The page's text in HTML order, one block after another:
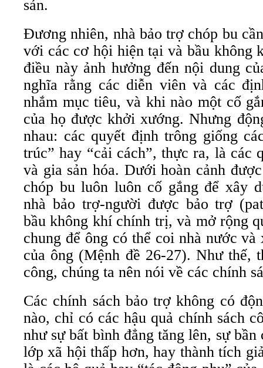
sản.
Đương nhiên, nhà bảo trợ chóp bu
với các cơ hội hiện tại và bầu không
điều này ảnh hưởng đến nội dung
nghĩa rằng các diễn viên và các
nhắm mục tiêu, và khi nào một cố
của họ được khởi xướng. Nhưng
nhau: các quyết định trông giống
trúc” hay “cải cách”, thực ra, là các
và gia sản hóa. Dưới hoàn cảnh
chóp bu luôn luôn cố gắng để xây
nhà bảo trợ-người được bảo trợ
bầu không khí chính trị, và mở rộng
chung để ông có thể coi nhà nước
của ông (Mệnh đề 26-27). Như thế,
công, chúng ta nên nói về các chính
Các chính sách bảo trợ không có
nào, chỉ có các hậu quả chính sách
như sự bất bình đẳng tăng lên, sự bần
lớp xã hội thấp hơn, hay thành tích